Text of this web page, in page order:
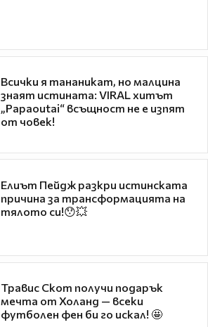
Всички я тананикат, но малцина
знаят истината: VIRAL хитът
„Papaoutai“ всъщност не е изпят
от човек!
Елиът Пейдж разкри истинската
причина за трансформацията на
тялото си!😯💥
Травис Скот получи подарък
мечта от Холанд — всеки
футболен фен би го искал! 🤩